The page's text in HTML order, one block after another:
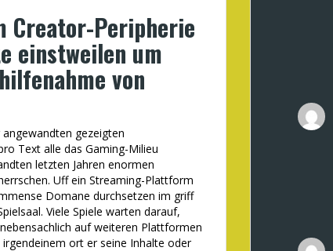
Creator-Peripherie
einstweilen um
von
gezeigten
Text alle das Gaming-Milieu
letzten Jahren enormen
Uff ein Streaming-Plattform
Domane durchsetzen im griff
Viele Spiele warten darauf,
auf weiteren Plattformen
ort er seine Inhalte oder